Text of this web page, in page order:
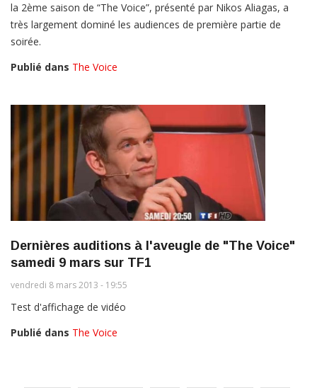
la 2ème saison de “The Voice”, présenté par Nikos Aliagas, a
très largement dominé les audiences de première partie de
soirée.
Publié dans The Voice
Dernières auditions à l'aveugle de "The Voice"
samedi 9 mars sur TF1
vendredi 8 mars 2013 - 19:55
Test d'affichage de vidéo
Publié dans The Voice